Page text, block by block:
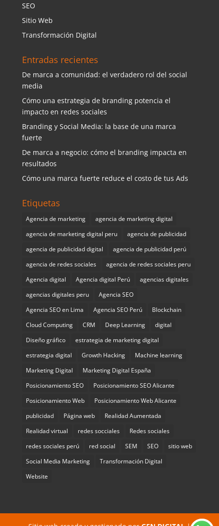
SEO
Sitio Web
Transformación Digital
Entradas recientes
De marca a comunidad: el verdadero rol del social
media
Cómo una estrategia de branding potencia el
impacto en redes sociales
Branding y Social Media: la base de una marca
fuerte
De marca a negocio: cómo el branding impacta en
resultados
Cómo una marca fuerte reduce el costo de tus Ads
Etiquetas
Agencia de marketing
agencia de marketing digital
agencia de marketing digital peru
agencia de publicidad
agencia de publicidad digital
agencia de publicidad perú
agencia de redes sociales
agencia de redes sociales peru
Agencia digital
Agencia digital Perú
agencias digitales
agencias digitales peru
Agencia SEO
Agencia SEO en Lima
Agencia SEO Perú
Blockchain
Cloud Computing
CRM Deep Learning
digital
Diseño gráfico
estrategia de marketing digital
estrategia digital
Growth Hacking
Machine learning
Marketing Digital
Marketing Digital España
Posicionamiento SEO
Posicionamiento SEO Alicante
Posicionamiento Web
Posicionamiento Web Alicante
publicidad
Página web
Realidad Aumentada
Realidad virtual
redes socciales
Redes sociales
redes sociales perú
red social SEM SEO
sitio web
Social Media Marketing
Transformación Digital
Website